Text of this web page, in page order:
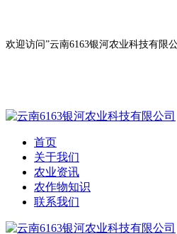
欢迎访问”云南6163银河农业科技有限
首页
关于我们
农业资讯
农作物知识
联系我们